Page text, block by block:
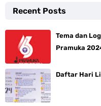
Recent Posts
Tema dan
Pramuka
Daftar Hari